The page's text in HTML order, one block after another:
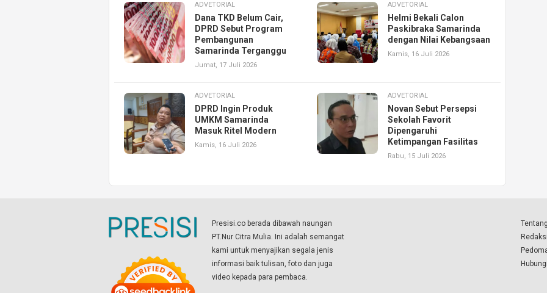
ADVETORIAL
Dana TKD Belum Cair,
DPRD Sebut Program
Pembangunan
Samarinda Terganggu
Jumat, 17 Juli 2026
ADVETORIAL
Helmi Bekali Calon
Paskibraka Samarinda
dengan Nilai Kebangsaan
Kamis, 16 Juli 2026
ADVETORIAL
DPRD Ingin Produk
UMKM Samarinda
Masuk Ritel Modern
Kamis, 16 Juli 2026
ADVETORIAL
Novan Sebut Persepsi
Sekolah Favorit
Dipengaruhi
Ketimpangan Fasilitas
Rabu, 15 Juli 2026
Presisi.co berada dibawah naungan
PT.Nur Citra Mulia. Ini adalah semangat
kami untuk menyajikan segala jenis
informasi baik tulisan, foto dan juga
video kepada para pembaca.
Redaksi